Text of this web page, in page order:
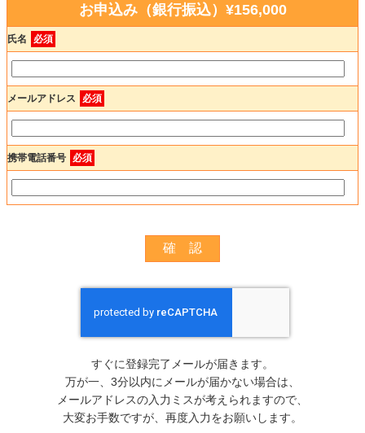
お申込み（銀行振込）¥156,000
氏名 必須
メールアドレス 必須
携帯電話番号 必須
すぐに登録完了メールが届きます。
万が一、3分以内にメールが届かない場合は、
メールアドレスの入力ミスが考えられますので、
大変お手数ですが、再度入力をお願いします。